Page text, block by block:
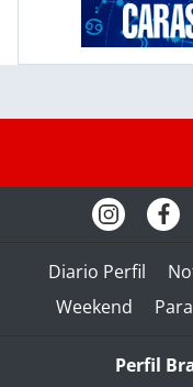
Diario Perfil
Weekend
Perfil